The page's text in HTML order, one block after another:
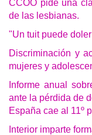
CCOO pide una
de las lesbianas.
"Un tuit puede
Discriminación y
mujeres y
Informe anual
ante la pérdida de
España cae al 11º
Interior imparte